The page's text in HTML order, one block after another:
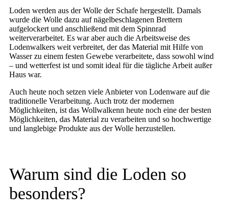
Loden werden aus der Wolle der Schafe hergestellt. Damals
wurde die Wolle dazu auf nägelbeschlagenen Brettern
aufgelockert und anschließend mit dem Spinnrad
weiterverarbeitet. Es war aber auch die Arbeitsweise des
Lodenwalkers weit verbreitet, der das Material mit Hilfe von
Wasser zu einem festen Gewebe verarbeitete, dass sowohl wind
– und wetterfest ist und somit ideal für die tägliche Arbeit außer
Haus war.
Auch heute noch setzen viele Anbieter von Lodenware auf die
traditionelle Verarbeitung. Auch trotz der modernen
Möglichkeiten, ist das Wollwalkenn heute noch eine der besten
Möglichkeiten, das Material zu verarbeiten und so hochwertige
und langlebige Produkte aus der Wolle herzustellen.
Warum sind die Loden so
besonders?